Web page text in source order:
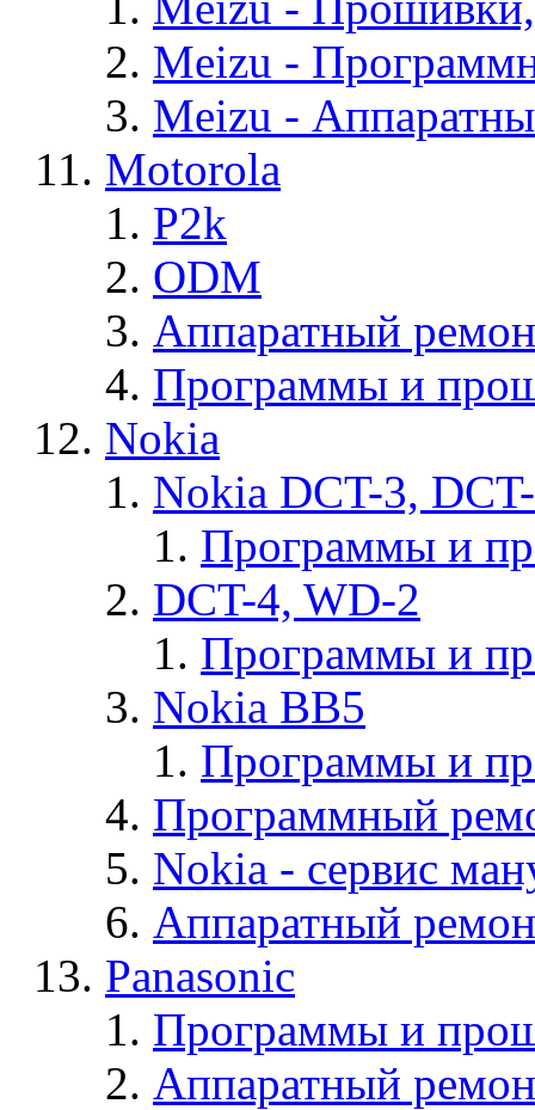
Meizu -
Meizu -
Motorola
P2k
ODM
Аппаратный
Программы и
Nokia
Nokia DCT-3,
Программы и
DCT-4, WD-2
Программы и
Nokia BB5
Программы и
Программный
Nokia - cервис
Аппаратный
Panasonic
Программы и
Аппаратный